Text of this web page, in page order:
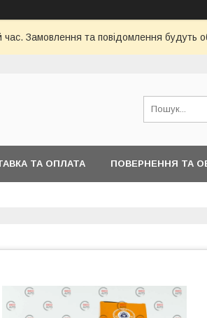
час. Замовлення та повідомлення
ТА ОПЛАТА ПОВЕРНЕННЯ ТА